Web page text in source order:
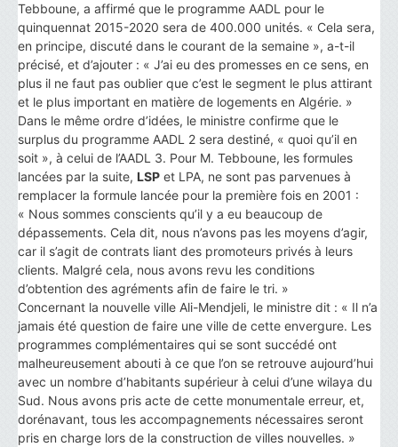
Tebboune, a affirmé que le programme AADL pour le
quinquennat 2015-2020 sera de 400.000 unités. « Cela sera,
en principe, discuté dans le courant de la semaine », a-t-il
précisé, et d’ajouter : « J’ai eu des promesses en ce sens, en
plus il ne faut pas oublier que c’est le segment le plus attirant
et le plus important en matière de logements en Algérie. »
Dans le même ordre d’idées, le ministre confirme que le
surplus du programme AADL 2 sera destiné, « quoi qu’il en
soit », à celui de l’AADL 3. Pour M. Tebboune, les formules
lancées par la suite, LSP et LPA, ne sont pas parvenues à
remplacer la formule lancée pour la première fois en 2001 :
« Nous sommes conscients qu’il y a eu beaucoup de
dépassements. Cela dit, nous n’avons pas les moyens d’agir,
car il s’agit de contrats liant des promoteurs privés à leurs
clients. Malgré cela, nous avons revu les conditions
d’obtention des agréments afin de faire le tri. »
Concernant la nouvelle ville Ali-Mendjeli, le ministre dit : « Il n’a
jamais été question de faire une ville de cette envergure. Les
programmes complémentaires qui se sont succédé ont
malheureusement abouti à ce que l’on se retrouve aujourd’hui
avec un nombre d’habitants supérieur à celui d’une wilaya du
Sud. Nous avons pris acte de cette monumentale erreur, et,
dorénavant, tous les accompagnements nécessaires seront
pris en charge lors de la construction de villes nouvelles. »